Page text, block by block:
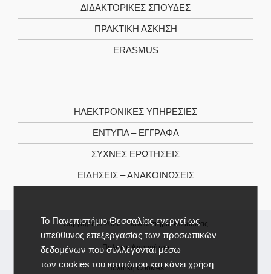
Το Πανεπιστήμιο Θεσσαλίας ενεργεί ως
υπεύθυνος επεξεργασίας των προσωπικών
δεδομένων που συλλέγονται μέσω
των cookies του ιστοτόπου και κάνει χρήση
ΔΙΔΑΚΤΟΡΙΚΕΣ ΣΠΟΥΔΕΣ
ΠΡΑΚΤΙΚΗ ΑΣΚΗΣΗ
ERASMUS
ΗΛΕΚΤΡΟΝΙΚΕΣ ΥΠΗΡΕΣΙΕΣ
ΕΝΤΥΠΑ – ΕΓΓΡΑΦΑ
ΣΥΧΝΕΣ ΕΡΩΤΗΣΕΙΣ
ΕΙΔΗΣΕΙΣ – ΑΝΑΚΟΙΝΩΣΕΙΣ
Copyright © 2026 -Πανεπιστήμιο Θεσσαλίας
Πολιτική Απορρήτου
Πολιτική Cookies